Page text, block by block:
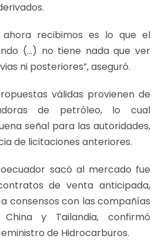
ahora recibimos es lo que el
(…) no tiene nada que ver
ni posteriores”, aseguró.
válidas provienen de
de petróleo, lo cual
señal para las autoridades,
de licitaciones anteriores.
sacó al mercado fue
de venta anticipada,
consensos con las compañías
y Tailandia, confirmó
de Hidrocarburos.